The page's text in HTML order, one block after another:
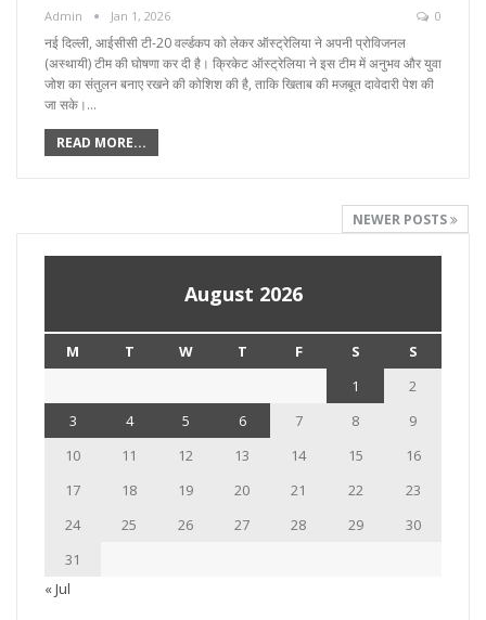
Admin Jan 1, 2026 0
नई दिल्ली, आईसीसी टी-20 वर्ल्डकप को लेकर ऑस्ट्रेलिया ने अपनी प्रोविजनल
(अस्थायी) टीम की घोषणा कर दी है। क्रिकेट ऑस्ट्रेलिया ने इस टीम में अनुभव और युवा
जोश का संतुलन बनाए रखने की कोशिश की है, ताकि खिताब की मजबूत दावेदारी पेश की
जा सके।…
READ MORE...
NEWER POSTS
August 2026
M T W T F S
S
1
2
3
4 5 6 7 8
9
10
11 12 13 14 15
16
17
18 19 20 21 22
23
24
25 26 27 28 29
30
31
« Jul